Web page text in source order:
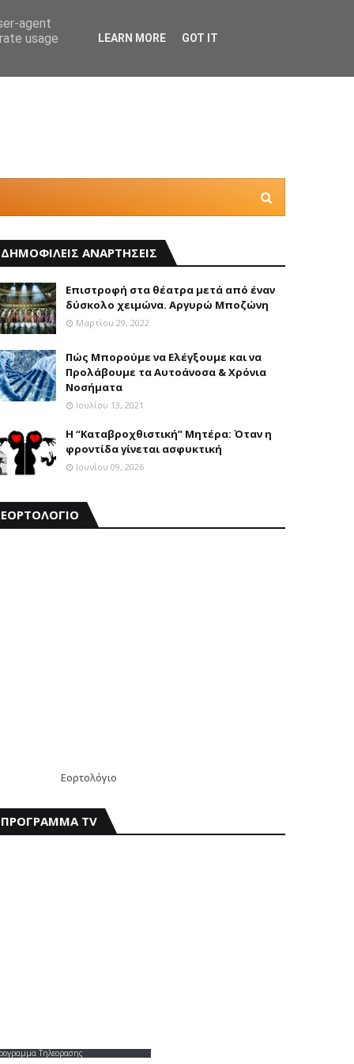
ΔΗΜΟΦΙΛΕΙΣ ΑΝΑΡΤΗΣΕΙΣ
Επιστροφή στα θέατρα μετά από έναν
δύσκολο χειμώνα. Αργυρώ Μποζώνη
Μαρτίου 29, 2022
Πώς Μπορούμε να Ελέγξουμε και να
Προλάβουμε τα Αυτοάνοσα & Χρόνια
Νοσήματα
Ιουλίου 13, 2021
Η “Καταβροχθιστική” Mητέρα: Όταν η
φροντίδα γίνεται ασφυκτική
Ιουνίου 09, 2026
ΕΟΡΤΟΛΟΓΙΟ
Εορτολόγιο
ΠΡΟΓΡΑΜΜΑ TV
Τηλεορασης
agent
usage
LEARN MORE GOT IT